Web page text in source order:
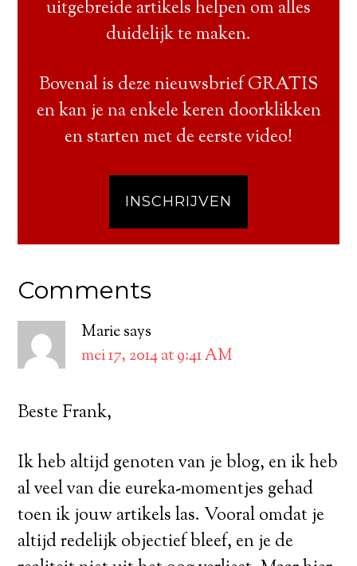
uitgebreide artikels helpen om alles
duidelijk te maken.
Bovenal is deze nieuwsbrief GRATIS
en kan je na enkele keren doorklikken
en starten met de eerste video!
INSCHRIJVEN
Comments
Mariesays
mei 17, 2014 at 9:41 AM
Beste Frank,
Ik heb altijd genoten van je blog, en ik heb
al veel van die eureka-momentjes gehad
toen ik jouw artikels las. Vooral omdat je
altijd redelijk objectief bleef, en je de